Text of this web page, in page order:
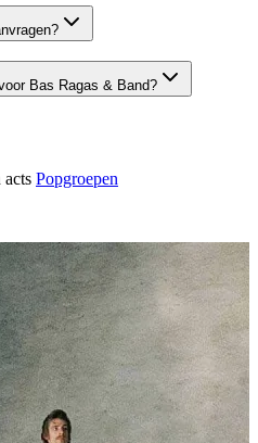
Bas Ragas & Band?
Popgroepen